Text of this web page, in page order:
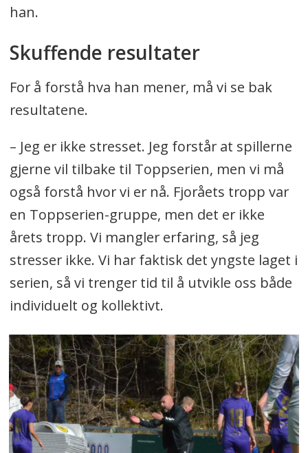
han.
Skuffende resultater
For å forstå hva han mener, må vi se bak
resultatene.
– Jeg er ikke stresset. Jeg forstår at spillerne
gjerne vil tilbake til Toppserien, men vi må
også forstå hvor vi er nå. Fjoråets tropp var
en Toppserien-gruppe, men det er ikke
årets tropp. Vi mangler erfaring, så jeg
stresser ikke. Vi har faktisk det yngste laget i
serien, så vi trenger tid til å utvikle oss både
individuelt og kollektivt.